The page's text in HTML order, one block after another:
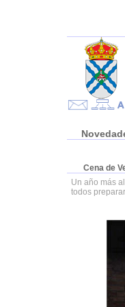
Cena de
Un año más
todos